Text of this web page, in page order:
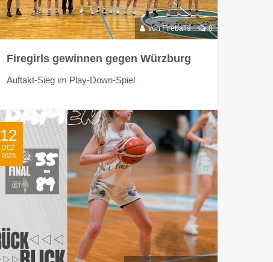
von Fireballs 0
Firegirls gewinnen gegen Würzburg
Auftakt-Sieg im Play-Down-Spiel
12
DEZ
2023